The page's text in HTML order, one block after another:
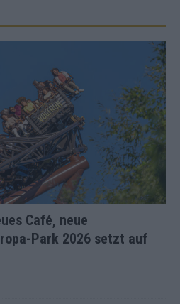
Café, neue
Park 2026 setzt auf